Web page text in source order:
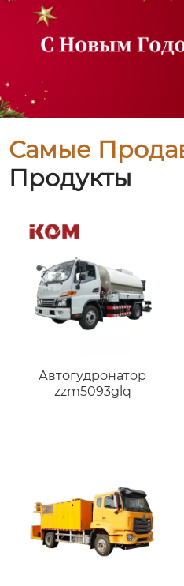
Самые
Продукты
Автогудронатор
zzm5093glq